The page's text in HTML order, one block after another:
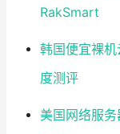
RakSmart
韩国便宜裸
度测评
美国网络服